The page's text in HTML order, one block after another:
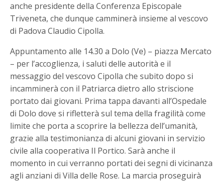
anche presidente della Conferenza Episcopale
Triveneta, che dunque camminerà insieme al vescovo
di Padova Claudio Cipolla.
Appuntamento alle 14.30 a Dolo (Ve) – piazza Mercato
– per l’accoglienza, i saluti delle autorità e il
messaggio del vescovo Cipolla che subito dopo si
incamminerà con il Patriarca dietro allo striscione
portato dai giovani. Prima tappa davanti all’Ospedale
di Dolo dove si rifletterà sul tema della fragilità come
limite che porta a scoprire la bellezza dell’umanità,
grazie alla testimonianza di alcuni giovani in servizio
civile alla cooperativa Il Portico. Sarà anche il
momento in cui verranno portati dei segni di vicinanza
agli anziani di Villa delle Rose. La marcia proseguirà